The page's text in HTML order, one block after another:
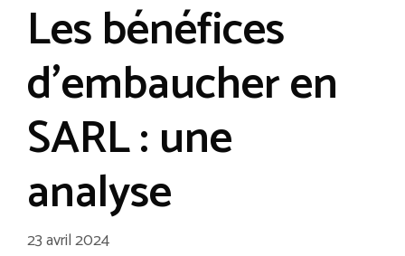
Les bénéfices
d’embaucher en
SARL : une
analyse
23 avril 2024